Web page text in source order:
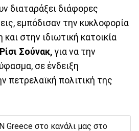
διαταράξει διάφορες
εμπόδισαν την κυκλοφορία
και στην ιδιωτική κατοικία
Ρίσι Σούνακ, για να την
σε ένδειξη
πετρελαϊκή πολιτική της
Greece στο κανάλι μας στο